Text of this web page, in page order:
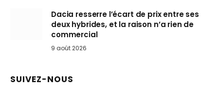
Dacia resserre l’écart de prix entre ses
deux hybrides, et la raison n’a rien de
commercial
9 août 2026
SUIVEZ-NOUS